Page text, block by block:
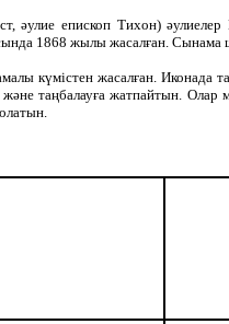
әулие епископ Тихон)
1868 жылы жасалған.
күмістен жасалған. Иконада
таңбалауға жатпайтын. Олар